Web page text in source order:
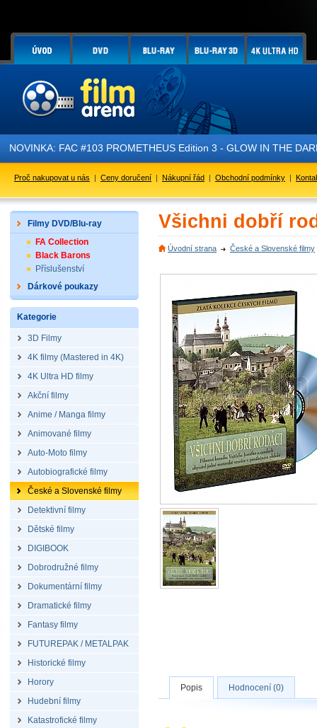
FAC #103 PROMETHEUS Edition 3 - GLOW IN THE DARK -
Proč nakupovat u nás | Ceny doručení | Nákupní řád | Obchodní podmínky |
Filmy DVD/Blu-ray
FA Collection
Black Barons
Příslušenství
Dárkové poukazy
Kategorie
3D Filmy
4K filmy (Mastered in 4K)
4K Ultra HD filmy
Akční filmy
Anime / Manga filmy
Animované filmy
Auto-Moto filmy
Autobiografické filmy
České a Slovenské filmy
Detektivní filmy
Dětské filmy
DIGIBOOK
Dobrodružné filmy
Dokumentární filmy
Dramatické filmy
Fantasy filmy
FUTUREPAK / METALPAK
Historické filmy
Horory
Hudební filmy
Katastrofické filmy
Všichni dobří
Úvodní strana České a Slovenské filmy
Popis Hodnocení (0)